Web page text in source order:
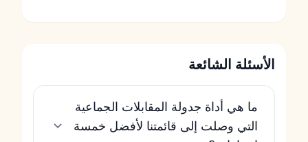
الأسئلة الشائعة
ما هي أداة جدولة المقابلات الجماعية
التي وصلت إلى قائمتنا لأفضل خمسة